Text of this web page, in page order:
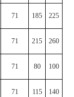
71 185 225
71 215 260
71 80 100
71 115 140